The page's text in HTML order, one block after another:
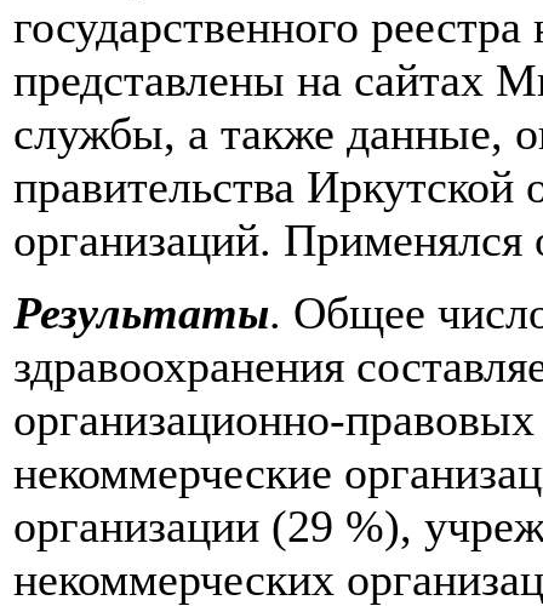
государственного
представлены на сайтах
службы, а также данные,
правительства Иркутской
организаций. Применялся
Результаты. Общее
здравоохранения
организационно-
некоммерческие
организации (29 %),
некоммерческих